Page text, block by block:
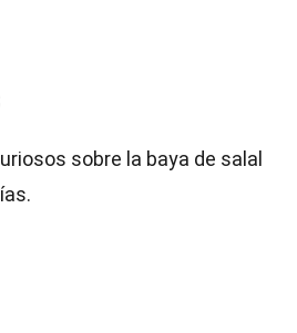
sobre la baya de salal